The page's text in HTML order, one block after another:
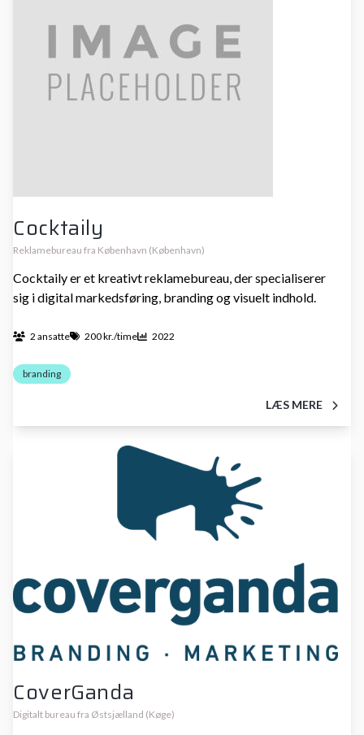
Cocktaily
Reklamebureau fra København (København)
Cocktaily er et kreativt reklamebureau, der specialiserer
sig i digital markedsføring, branding og visuelt indhold.
2 ansatte 200 kr./time 2022
branding
LÆS MERE
CoverGanda
Digitalt bureau fra Østsjælland (Køge)